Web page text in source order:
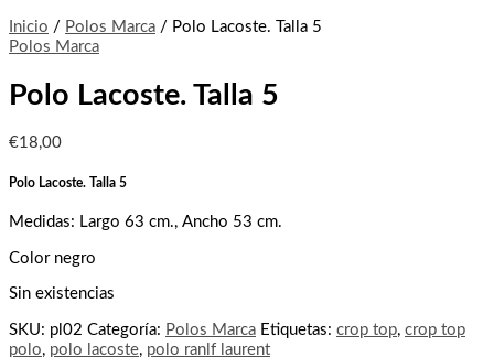
Inicio / Polos Marca / Polo Lacoste. Talla 5
Polos Marca
Polo Lacoste. Talla 5
€18,00
Polo Lacoste. Talla 5
Medidas: Largo 63 cm., Ancho 53 cm.
Color negro
Sin existencias
SKU: pl02 Categoría: Polos Marca Etiquetas: crop top, crop top
polo, polo lacoste, polo ranlf laurent